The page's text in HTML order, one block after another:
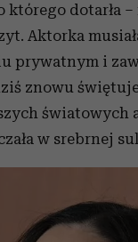
którego dotarła –
Aktorka
prywatnym i
znowu
światowych
w srebrnej